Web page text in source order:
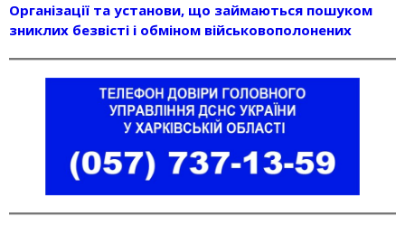
Організації та установи, що займаються пошуком
зниклих безвісті і обміном військовополонених